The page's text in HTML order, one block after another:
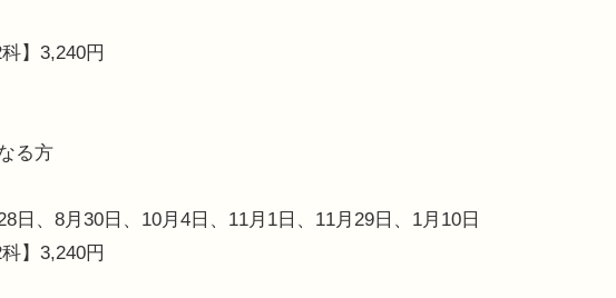
】3,240円
る方
日、8月30日、10月4日、11月1日、11月29日、1月10日
】3,240円